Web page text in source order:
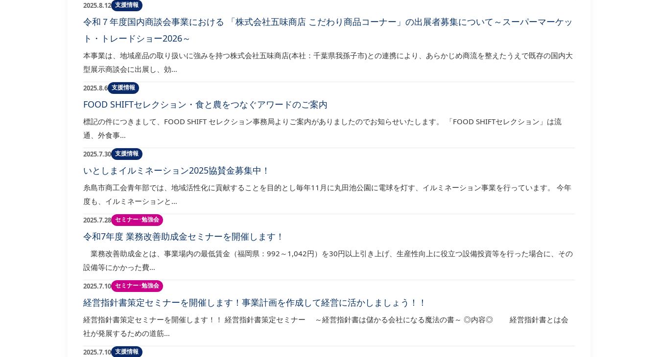
2025.8.12 支援情報
令和７年度国内商談会事業における 「株式会社五味商店 こだわり商品コーナー」の出展者募集について～スーパーマーケッ
ト・トレードショー2026～
本事業は、地域産品の取り扱いに強みを持つ株式会社五味商店(本社：千葉県我孫子市)との連携により、あらかじめ商流を整えたうえで既存の国内大
型展示商談会に出展し、効…
2025.8.6 支援情報
FOOD SHIFTセレクション・食と農をつなぐアワードのご案内
標記の件につきまして、FOOD SHIFT セレクション事務局よりご案内がありましたのでお知らせいたします。 「FOOD SHIFTセレクション」は流
通、外食事…
2025.7.30 支援情報
いとしまイルミネーション2025協賛金募集中！
糸島市商工会青年部では、地域活性化に貢献することを目的とし毎年11月に丸田池公園に電球を灯す、イルミネーション事業を行っています。 今年
度も、イルミネーションと…
2025.7.28 セミナー･勉強会
令和7年度 業務改善助成金セミナーを開催します！
業務改善助成金とは、事業場内の最低賃金（福岡県：992～1,042円）を30円以上引き上げ、生産性向上に役立つ設備投資等を行った場合に、その
設備等にかかった費…
2025.7.10 セミナー･勉強会
経営指針書策定セミナーを開催します！事業計画を作成して経営に活かしましょう！！
経営指針書策定セミナーを開催します！！ 経営指針書策定セミナー ～経営指針書は儲かる会社になる魔法の書～ ◎内容◎ 経営指針書とは会
社が発展するための道筋…
2025.7.10 支援情報